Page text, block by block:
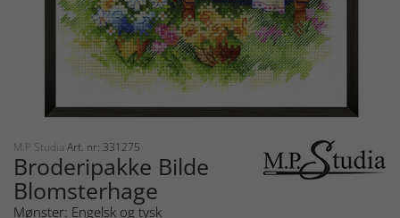
M.P Studia Art. nr: 331275
Broderipakke Bilde
Blomsterhage
Mønster: Engelsk og tysk